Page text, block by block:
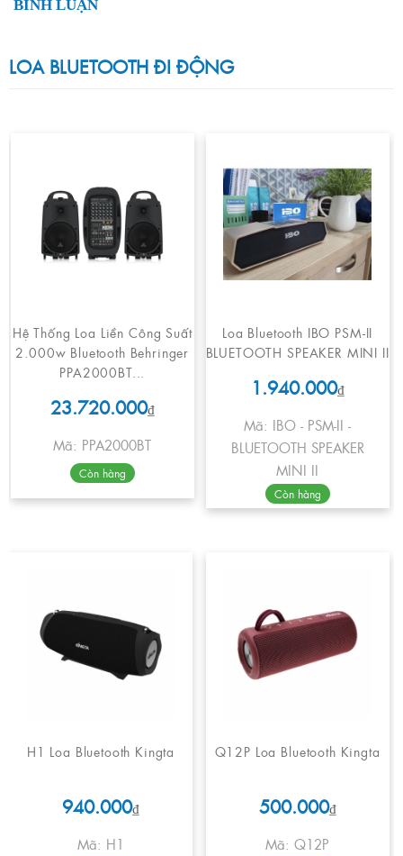
BÌNH LUẬN
LOA BLUETOOTH ĐI ĐỘNG
Hệ Thống Loa Liền Công Suất
2.000w Bluetooth Behringer
PPA2000BT...
23.720.000₫
Mã: PPA2000BT
Còn hàng
Loa Bluetooth IBO PSM-II
BLUETOOTH SPEAKER MINI II
1.940.000₫
Mã: IBO - PSM-II -
BLUETOOTH SPEAKER
MINI II
Còn hàng
H1 Loa Bluetooth Kingta
940.000₫
Mã: H1
Q12P Loa Bluetooth Kingta
500.000₫
Mã: Q12P